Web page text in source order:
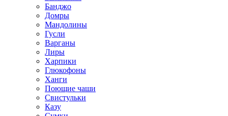
Банджо
Домры
Мандолины
Гусли
Варганы
Лиры
Харпики
Глюкофоны
Ханги
Поющие чаши
Свистульки
Казу